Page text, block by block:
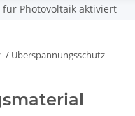
für Photovoltaik (§ 12 Abs. 3
für Photovoltaik aktiviert
/ Überspannungsschutz